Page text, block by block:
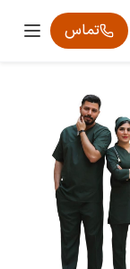
تماس